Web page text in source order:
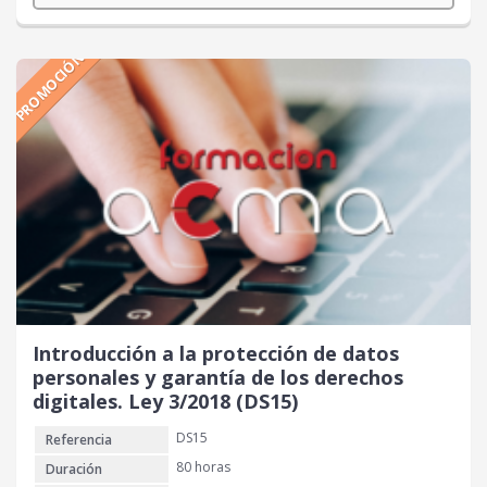
PROMOCIÓN
Introducción a la protección de datos
personales y garantía de los derechos
digitales. Ley 3/2018 (DS15)
Referencia
DS15
Duración
80 horas